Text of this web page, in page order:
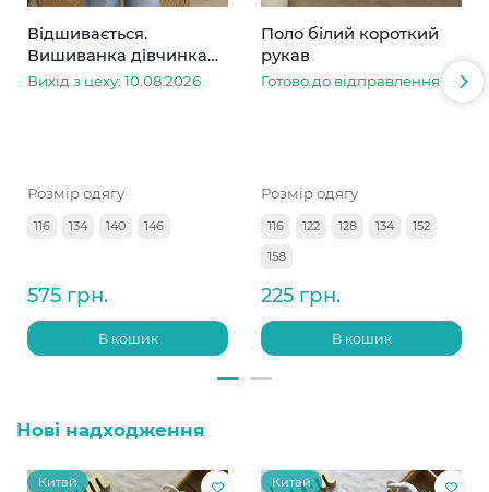
Відшивається.
Вишиванка дівчинка
колоски
Вихід з цеху: 10.08.2026
Розмір одягу
116 134 140 146
575 грн.
В кошик
Поло білий короткий
рукав
Готово до відправлення
Розмір одягу
116 122 128 134
152
158
225 грн.
В кошик
Нові надходження
Китай Китай